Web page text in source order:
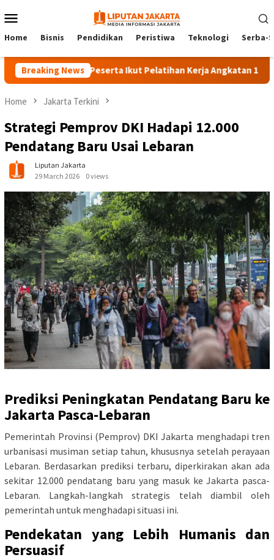
to
Menu
Home Bisnis Pendidikan Peristiwa Teknologi Serba-
Breaking News
140 Peserta Ikut Pelatihan Kerja Angkatan 1 di PPKD
Home Jakarta Terkini
Strategi Pemprov DKI Hadapi 12.000
Pendatang Baru Usai Lebaran
Liputan Jakarta
29 March 2026
0 views
Prediksi Peningkatan Pendatang Baru ke
Jakarta Pasca-Lebaran
Pemerintah Provinsi (Pemprov) DKI Jakarta menghadapi tren
urbanisasi musiman setiap tahun, khususnya setelah perayaan
Lebaran. Berdasarkan prediksi terbaru, diperkirakan akan ada
sekitar 12.000 pendatang baru yang masuk ke Jakarta pasca-
Lebaran. Langkah-langkah strategis telah diambil oleh
pemerintah untuk menghadapi situasi ini.
Pendekatan yang Lebih Humanis dan
Persuasif